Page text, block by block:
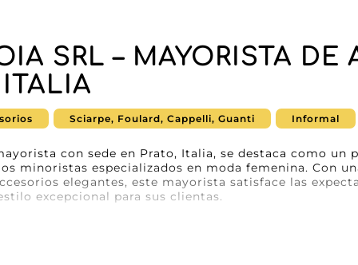
SRL – MAYORISTA DE
Sciarpe, Foulard, Cappelli, Guanti Informal
con sede en Prato, Italia, se destaca como
minoristas especializados en moda femenina. Con
elegantes, este mayorista satisface las
excepcional para sus clientas.